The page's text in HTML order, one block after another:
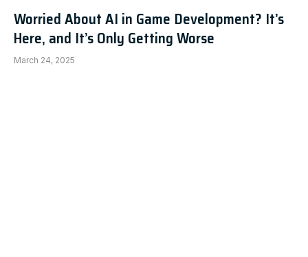
Worried About AI in Game Development? It’s
Here, and It’s Only Getting Worse
March 24, 2025